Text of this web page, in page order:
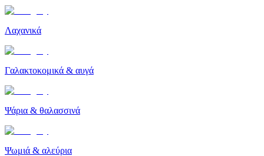
Λαχανικά
Γαλακτοκομικά & αυγά
Ψάρια & θαλασσινά
Ψωμιά & αλεύρια